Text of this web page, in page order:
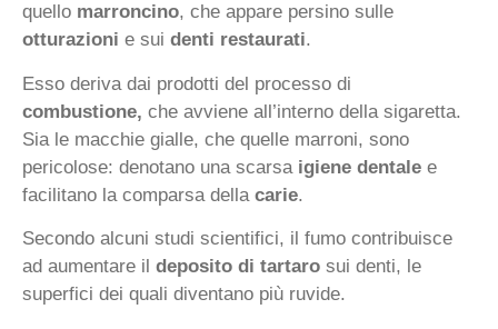
quello marroncino, che appare persino sulle
otturazioni e sui denti restaurati.
Esso deriva dai prodotti del processo di
combustione, che avviene all’interno della sigaretta.
Sia le macchie gialle, che quelle marroni, sono
pericolose: denotano una scarsa igiene dentale e
facilitano la comparsa della carie.
Secondo alcuni studi scientifici, il fumo contribuisce
ad aumentare il deposito di tartaro sui denti, le
superfici dei quali diventano più ruvide.